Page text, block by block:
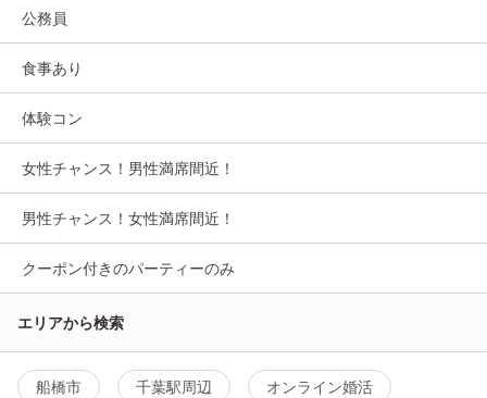
公務員
食事あり
体験コン
女性チャンス！男性満席間近！
男性チャンス！女性満席間近！
クーポン付きのパーティーのみ
エリアから検索
船橋市 千葉駅周辺 オンライン婚活